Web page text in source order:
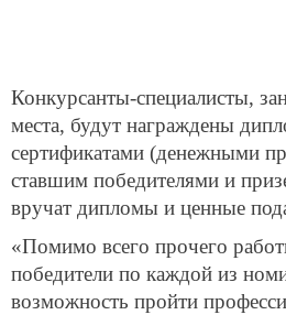
Конкурсанты-специалисты,
места, будут награждены
сертификатами (денежными
ставшим победителями и
вручат дипломы и ценные
«Помимо всего прочего
победители по каждой из
возможность пройти